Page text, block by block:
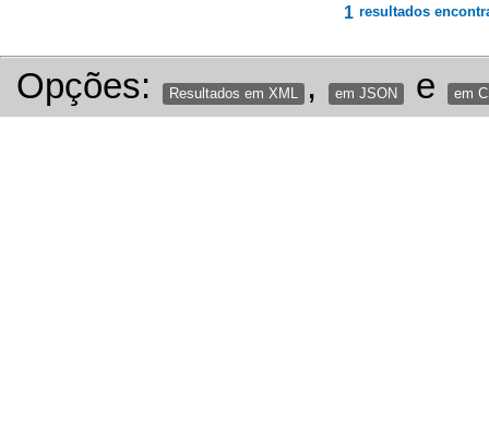
1 resultados
Opções: Resultados em XML , em JSON e em